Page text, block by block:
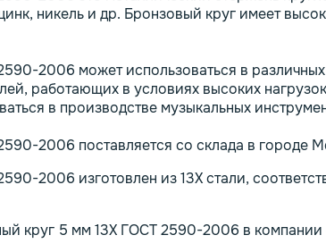
никель и др. Бронзовый круг имеет
2006 может использоваться в
работающих в условиях высоких
в производстве музыкальных
2006 поставляется со склада в городе
2006 изготовлен из 13Х стали,
круг 5 мм 13Х ГОСТ 2590-2006 в компании